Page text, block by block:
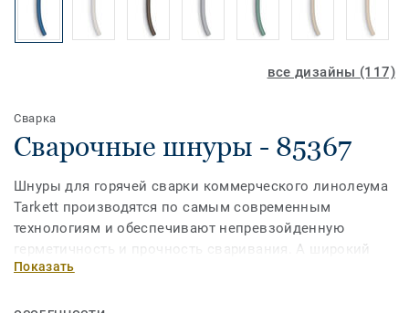
все дизайны (117)
Сварка
Сварочные шнуры - 85367
Шнуры для горячей сварки коммерческого линолеума
Tarkett производятся по самым современным
технологиям и обеспечивают непревзойденную
герметичность и прочность сваривания. А широкий
ассортимент позволит выбрать шнур наиболее
Показать